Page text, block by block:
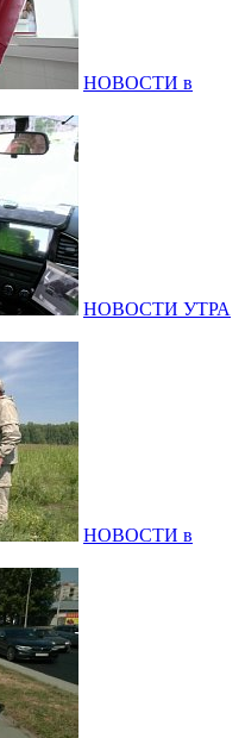
НОВОСТИ в
НОВОСТИ УТРА
НОВОСТИ в